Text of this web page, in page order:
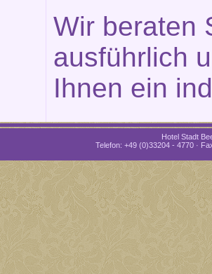
Wir beraten
ausführlich
Ihnen ein
Hotel Stadt
Telefon: +49 (0)33204 - 4770 ·